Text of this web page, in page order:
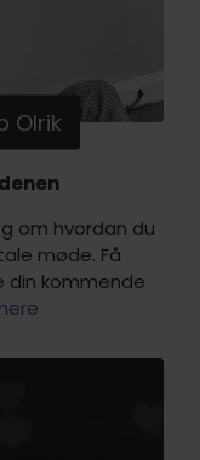
Olrik
om hvordan du
møde. Få
kommende